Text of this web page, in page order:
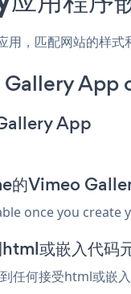
，匹配网站的样
App
App
Vimeo
once you create
或嵌入代码
任何接受html或嵌